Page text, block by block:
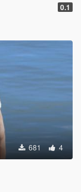
0.1
681 4